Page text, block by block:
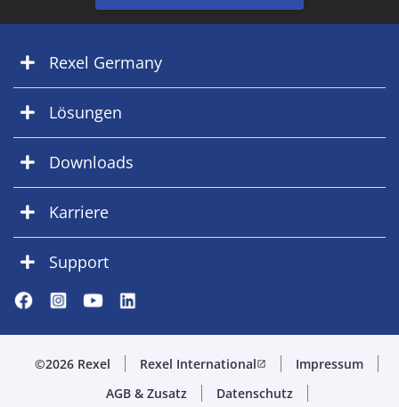
Rexel Germany
Lösungen
Downloads
Karriere
Support
©2026 Rexel Rexel Internationalopen_in_new
Impressum
AGB & Zusatz
Datenschutz